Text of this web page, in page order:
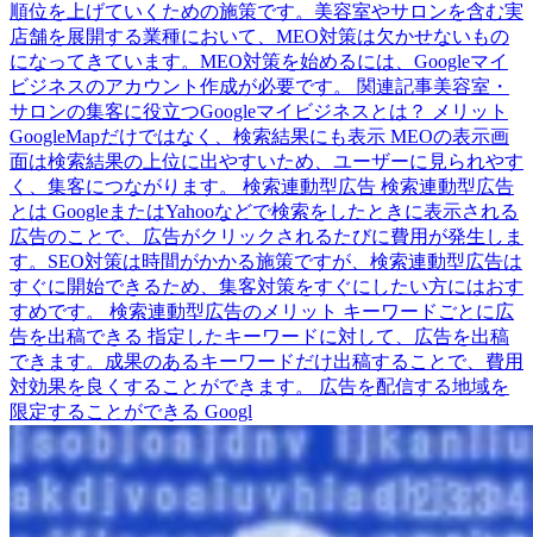
順位を上げていくための施策です。美容室やサロンを含む実
店舗を展開する業種において、MEO対策は欠かせないもの
になってきています。MEO対策を始めるには、Googleマイ
ビジネスのアカウント作成が必要です。 関連記事美容室・
サロンの集客に役立つGoogleマイビジネスとは？ メリット
GoogleMapだけではなく、検索結果にも表示 MEOの表示画
面は検索結果の上位に出やすいため、ユーザーに見られやす
く、集客につながります。 検索連動型広告 検索連動型広告
とは GoogleまたはYahooなどで検索をしたときに表示される
広告のことで、広告がクリックされるたびに費用が発生しま
す。SEO対策は時間がかかる施策ですが、検索連動型広告は
すぐに開始できるため、集客対策をすぐにしたい方にはおす
すめです。 検索連動型広告のメリット キーワードごとに広
告を出稿できる 指定したキーワードに対して、広告を出稿
できます。成果のあるキーワードだけ出稿することで、費用
対効果を良くすることができます。 広告を配信する地域を
限定することができる Googl